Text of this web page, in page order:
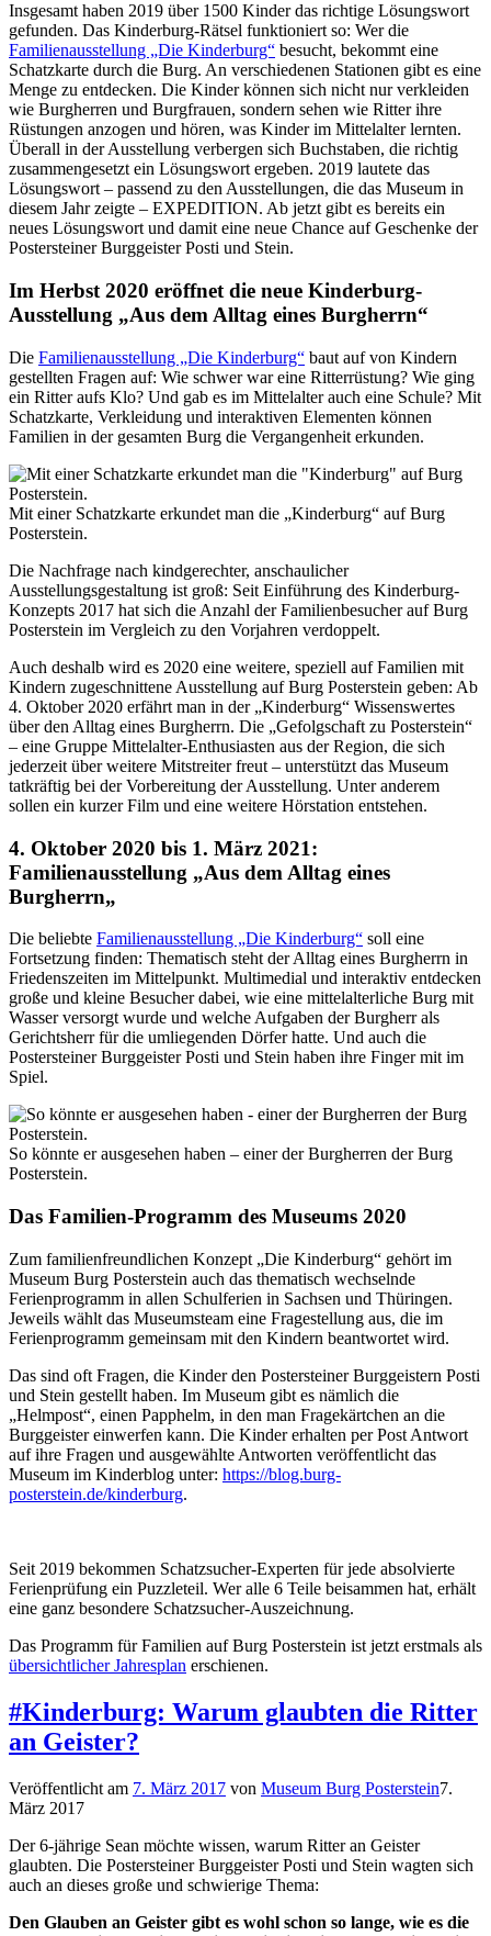
Insgesamt haben 2019 über 1500 Kinder das richtige Lösungswort
gefunden. Das Kinderburg-Rätsel funktioniert so: Wer die
Familienausstellung „Die Kinderburg“ besucht, bekommt eine
Schatzkarte durch die Burg. An verschiedenen Stationen gibt es eine
Menge zu entdecken. Die Kinder können sich nicht nur verkleiden
wie Burgherren und Burgfrauen, sondern sehen wie Ritter ihre
Rüstungen anzogen und hören, was Kinder im Mittelalter lernten.
Überall in der Ausstellung verbergen sich Buchstaben, die richtig
zusammengesetzt ein Lösungswort ergeben. 2019 lautete das
Lösungswort – passend zu den Ausstellungen, die das Museum in
diesem Jahr zeigte – EXPEDITION. Ab jetzt gibt es bereits ein
neues Lösungswort und damit eine neue Chance auf Geschenke der
Postersteiner Burggeister Posti und Stein.
Im Herbst 2020 eröffnet die neue Kinderburg-
Ausstellung „Aus dem Alltag eines Burgherrn“
Die Familienausstellung „Die Kinderburg“ baut auf von Kindern
gestellten Fragen auf: Wie schwer war eine Ritterrüstung? Wie ging
ein Ritter aufs Klo? Und gab es im Mittelalter auch eine Schule? Mit
Schatzkarte, Verkleidung und interaktiven Elementen können
Familien in der gesamten Burg die Vergangenheit erkunden.
Mit einer Schatzkarte erkundet man die „Kinderburg“ auf Burg
Posterstein.
Die Nachfrage nach kindgerechter, anschaulicher
Ausstellungsgestaltung ist groß: Seit Einführung des Kinderburg-
Konzepts 2017 hat sich die Anzahl der Familienbesucher auf Burg
Posterstein im Vergleich zu den Vorjahren verdoppelt.
Auch deshalb wird es 2020 eine weitere, speziell auf Familien mit
Kindern zugeschnittene Ausstellung auf Burg Posterstein geben: Ab
4. Oktober 2020 erfährt man in der „Kinderburg“ Wissenswertes
über den Alltag eines Burgherrn. Die „Gefolgschaft zu Posterstein“
– eine Gruppe Mittelalter-Enthusiasten aus der Region, die sich
jederzeit über weitere Mitstreiter freut – unterstützt das Museum
tatkräftig bei der Vorbereitung der Ausstellung. Unter anderem
sollen ein kurzer Film und eine weitere Hörstation entstehen.
4. Oktober 2020 bis 1. März 2021:
Familienausstellung „Aus dem Alltag eines
Burgherrn„
Die beliebte Familienausstellung „Die Kinderburg“ soll eine
Fortsetzung finden: Thematisch steht der Alltag eines Burgherrn in
Friedenszeiten im Mittelpunkt. Multimedial und interaktiv entdecken
große und kleine Besucher dabei, wie eine mittelalterliche Burg mit
Wasser versorgt wurde und welche Aufgaben der Burgherr als
Gerichtsherr für die umliegenden Dörfer hatte. Und auch die
Postersteiner Burggeister Posti und Stein haben ihre Finger mit im
Spiel.
So könnte er ausgesehen haben – einer der Burgherren der Burg
Posterstein.
Das Familien-Programm des Museums 2020
Zum familienfreundlichen Konzept „Die Kinderburg“ gehört im
Museum Burg Posterstein auch das thematisch wechselnde
Ferienprogramm in allen Schulferien in Sachsen und Thüringen.
Jeweils wählt das Museumsteam eine Fragestellung aus, die im
Ferienprogramm gemeinsam mit den Kindern beantwortet wird.
Das sind oft Fragen, die Kinder den Postersteiner Burggeistern Posti
und Stein gestellt haben. Im Museum gibt es nämlich die
„Helmpost“, einen Papphelm, in den man Fragekärtchen an die
Burggeister einwerfen kann. Die Kinder erhalten per Post Antwort
auf ihre Fragen und ausgewählte Antworten veröffentlicht das
Museum im Kinderblog unter: https://blog.burg-
posterstein.de/kinderburg.
Seit 2019 bekommen Schatzsucher-Experten für jede absolvierte
Ferienprüfung ein Puzzleteil. Wer alle 6 Teile beisammen hat, erhält
eine ganz besondere Schatzsucher-Auszeichnung.
Das Programm für Familien auf Burg Posterstein ist jetzt erstmals als
übersichtlicher Jahresplan erschienen.
#Kinderburg: Warum glaubten die Ritter
an Geister?
Veröffentlicht am 7. März 2017 von Museum Burg Posterstein7.
März 2017
Der 6-jährige Sean möchte wissen, warum Ritter an Geister
glaubten. Die Postersteiner Burggeister Posti und Stein wagten sich
auch an dieses große und schwierige Thema:
Den Glauben an Geister gibt es wohl schon so lange, wie es die